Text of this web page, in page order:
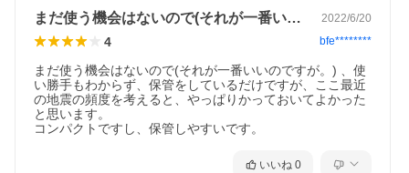
まだ使う機会はないので(それが一番いい… 2022/6/20
4 bfe********
まだ使う機会はないので(それが一番いいのですが。) 、使
い勝手もわからず、保管をしているだけですが、ここ最近
の地震の頻度を考えると、やっぱりかっておいてよかった
と思います。
いいね 0